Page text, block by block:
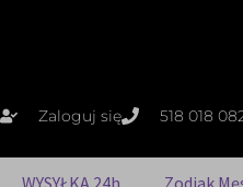
Zaloguj się 518 018
WYSYŁKA 24h Zodiak